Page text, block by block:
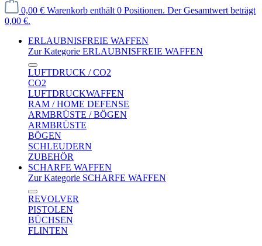
0,00 € Warenkorb enthält 0 Positionen. Der Gesamtwert beträgt
0,00 €.
ERLAUBNISFREIE WAFFEN
Zur Kategorie ERLAUBNISFREIE WAFFEN
LUFTDRUCK / CO2
CO2
LUFTDRUCKWAFFEN
RAM / HOME DEFENSE
ARMBRÜSTE / BÖGEN
ARMBRÜSTE
BÖGEN
SCHLEUDERN
ZUBEHÖR
SCHARFE WAFFEN
Zur Kategorie SCHARFE WAFFEN
REVOLVER
PISTOLEN
BÜCHSEN
FLINTEN